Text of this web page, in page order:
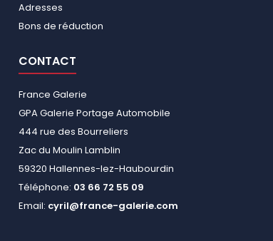
Adresses
Bons de réduction
CONTACT
France Galerie
GPA Galerie Portage Automobile
444 rue des Bourreliers
Zac du Moulin Lamblin
59320 Hallennes-lez-Haubourdin
Téléphone: 03 66 72 55 09
Email: cyril@france-galerie.com